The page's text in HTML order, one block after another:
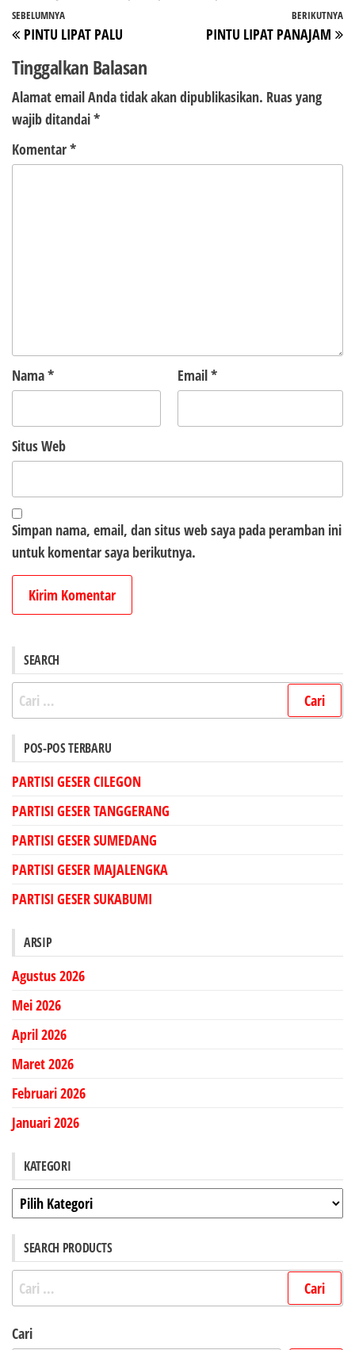
Navigasi
pos
Pos
Sebelumnya
SEBELUMNYA
PINTU LIPAT PALU
BERIKUTNYA
PINTU LIPAT PANAJAM
Tinggalkan Balasan
Alamat email Anda tidak akan dipublikasikan. Ruas yang
wajib ditandai*
Komentar*
Nama* Email*
Situs Web
Simpan nama, email, dan situs web saya pada peramban ini
untuk komentar saya berikutnya.
SEARCH
Cari
untuk:
POS-POS TERBARU
PARTISI GESER CILEGON
PARTISI GESER TANGGERANG
PARTISI GESER SUMEDANG
PARTISI GESER MAJALENGKA
PARTISI GESER SUKABUMI
ARSIP
Agustus 2026
Mei 2026
April 2026
Maret 2026
Februari 2026
Januari 2026
KATEGORI
Kategori
SEARCH PRODUCTS
Cari
untuk:
Cari